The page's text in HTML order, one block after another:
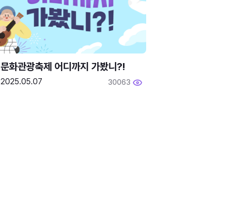
문화관광축제 어디까지 가봤니?!
2025.05.07 30063